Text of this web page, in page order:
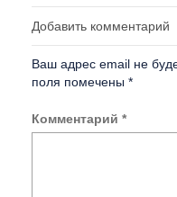
Добавить комментарий
Ваш адрес email не
поля помечены *
Комментарий *